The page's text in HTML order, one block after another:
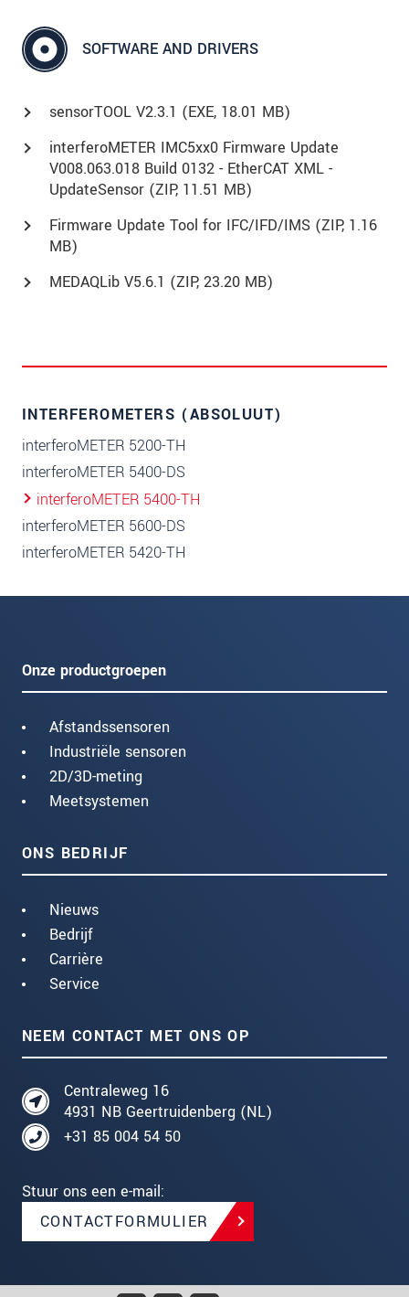
SOFTWARE AND DRIVERS
sensorTOOL V2.3.1 (EXE, 18.01 MB)
interferoMETER IMC5xx0 Firmware Update
V008.063.018 Build 0132 - EtherCAT XML -
UpdateSensor (ZIP, 11.51 MB)
Firmware Update Tool for IFC/IFD/IMS (ZIP, 1.16
MB)
MEDAQLib V5.6.1 (ZIP, 23.20 MB)
INTERFEROMETERS (ABSOLUUT)
interferoMETER 5200-TH
interferoMETER 5400-DS
interferoMETER 5400-TH
interferoMETER 5600-DS
interferoMETER 5420-TH
Onze productgroepen
Afstandssensoren
Industriële sensoren
2D/3D-meting
Meetsystemen
ONS BEDRIJF
Nieuws
Bedrijf
Carrière
Service
NEEM CONTACT MET ONS OP
Centraleweg 16
4931 NB Geertruidenberg (NL)
+31 85 004 54 50
Stuur ons een e-mail:
CONTACTFORMULIER